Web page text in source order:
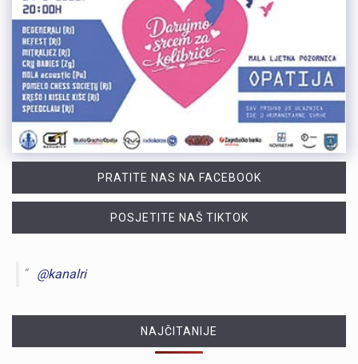
PRATITE NAS NA FACEBOOK
POSJETITE NAŠ TIKTOK
@kanalri
NAJČITANIJE